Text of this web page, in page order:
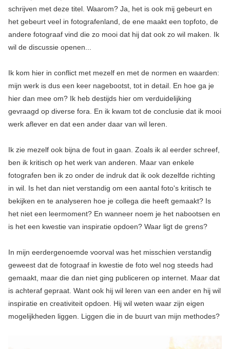
schrijven met deze titel. Waarom? Ja, het is ook mij gebeurt en
het gebeurt veel in fotografenland, de ene maakt een topfoto, de
andere fotograaf vind die zo mooi dat hij dat ook zo wil maken. Ik
wil de discussie openen...
Ik kom hier in conflict met mezelf en met de normen en waarden:
mijn werk is dus een keer nagebootst, tot in detail. En hoe ga je
hier dan mee om? Ik heb destijds hier om verduidelijking
gevraagd op diverse fora. En ik kwam tot de conclusie dat ik mooi
werk aflever en dat een ander daar van wil leren.
Ik zie mezelf ook bijna de fout in gaan. Zoals ik al eerder schreef,
ben ik kritisch op het werk van anderen. Maar van enkele
fotografen ben ik zo onder de indruk dat ik ook dezelfde richting
in wil. Is het dan niet verstandig om een aantal foto's kritisch te
bekijken en te analyseren hoe je collega die heeft gemaakt? Is
het niet een leermoment? En wanneer noem je het nabootsen en
is het een kwestie van inspiratie opdoen? Waar ligt de grens?
In mijn eerdergenoemde voorval was het misschien verstandig
geweest dat de fotograaf in kwestie de foto wel nog steeds had
gemaakt, maar die dan niet ging publiceren op internet. Maar dat
is achteraf gepraat. Want ook hij wil leren van een ander en hij wil
inspiratie en creativiteit opdoen. Hij wil weten waar zijn eigen
mogelijkheden liggen. Liggen die in de buurt van mijn methodes?